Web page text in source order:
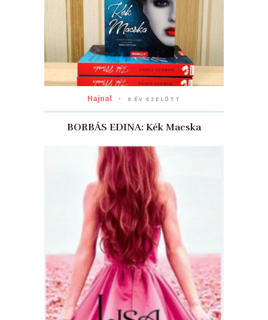
Hajnal 8 ÉV EZELŐTT
BORBÁS EDINA: Kék Macska